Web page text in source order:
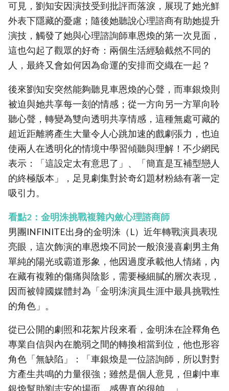
可見，劉知安因演技受到批評而落淚，展現了她光鮮
外表下隱藏的憂慮；隨後她聽說心理諮商有助她提升
演技，觸發了她與心理諮詢師車恩煥的第一次見面，
這也勾起了觀眾的好奇：兩個生活經驗截然不同的
人，最終又會如何因為命運的安排而交織在一起？
後來劉知安突然能夠聽見車恩煥的心聲，而車銀煥則
被迫與她共享每一刻的情感；從一方向另一方單向聆
聽心聲，轉變為雙向透明共享情感，這種無處可藏的
超近距離將產生大量令人心跳加速的戲劇張力，也迫
使兩人在透明化的情境中學習傾聽與理解！不少網民
表示：「這設定太有意思了」、「簡直是互補型戀人
的終極版本」，足見劇集對於奇幻題材粉絲有著一定
吸引力。
看點2：金明洙挑戰複雜內斂心理諮商師
男團INFINITE出身的金明洙（L）近年轉戰演員表現
亮眼，這次飾演的車恩煥不同於一般浪漫喜劇男主角
單純的陽光或霸道形象，他因過度承載他人情緒，內
在藏有複雜的傷痛與陰影，需要極細膩的層次表現，
因而被韓國媒體封為「金明洙演員生涯中最具挑戰性
的角色」。
從已公開的劇照和花絮片段來看，金明洙在詮釋角色
專業自信與內在脆弱之間的轉換相當到位，他也形容
角色「無缺陷」：「車銀煥是一位諮詢師，所以對對
方產生共鳴的力量很強；雖然是個人意見，但劇中車
銀煥幫助劉志安的場面，感覺真的很帥。」